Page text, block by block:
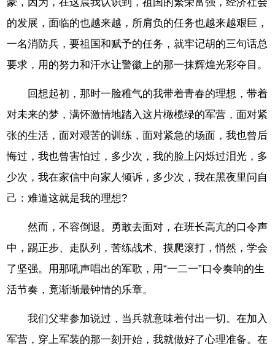
的发展，面临的也越来越，所肩负的任务也越来越艰巨，
一名消防兵，要祖国和赋予的任务，就牢记胡的三句话总
要求，用的努力和汗水让警徽上的那一抹辉煌光彩夺目。
回想起初，那时一脸稚气的我带着青春的理想，带着
对未来的梦，满怀激情地踏入这片橄榄绿的军营，面对紧
张的生活，面对艰苦的训练，面对紧急的场面，我也曾后
悔过，我也曾害怕过，多少次，我的脸上闪烁过泪光，多
少次，我在家信中向家人倾诉，多少次，我在黑夜里问自
己：难道这就是我的理想?
然而，不容倒退。勇敢去面对，在班长高亢的口令声
中，踢正步、走队列，苦练战术、摸爬滚打，悄然，学会
了坚强。用那吼声唱出的军歌，用“一二一”口令奏响的生
活节奏，竟渐渐最钟情的乐章。
我们父辈参加说过，当兵就意味着付出一切。在加入
军营，穿上军装的那一刻开始，我就做好了心理准备。在